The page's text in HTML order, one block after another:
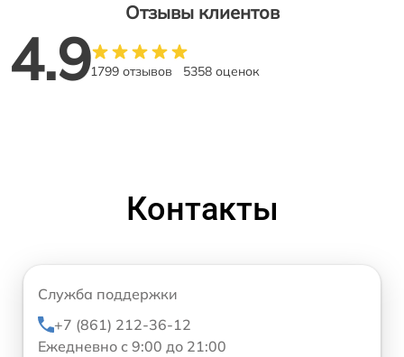
Отзывы клиентов
4.91799 отзывов 5358 оценок
Контакты
Служба поддержки
+7 (861) 212-36-12
Ежедневно с 9:00 до 21:00